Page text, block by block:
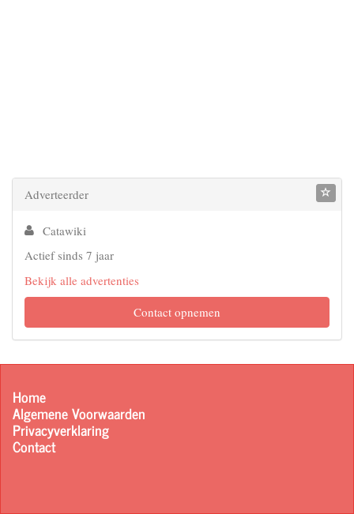
Adverteerder
Catawiki
Actief sinds 7 jaar
Bekijk alle advertenties
Contact opnemen
Home
Algemene Voorwaarden
Privacyverklaring
Contact